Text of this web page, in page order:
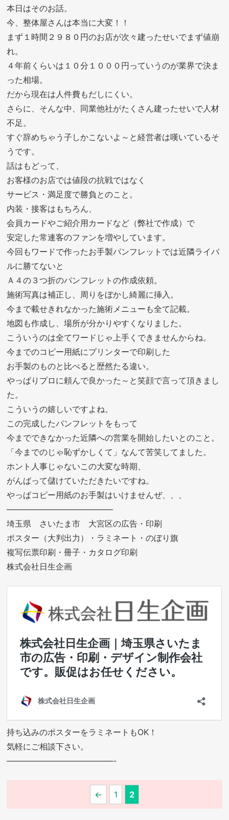
本日はそのお話。
今、整体屋さんは本当に大変！！
まず１時間２９８０円のお店が次々建ったせいでまず値崩
れ。
４年前くらいは１０分１０００円っていうのが業界で決ま
った相場。
だから現在は人件費もだしにくい。
さらに、そんな中、同業他社がたくさん建ったせいで人材
不足。
すぐ辞めちゃう子しかこないよ～と経営者は嘆いているそ
うです。
話はもどって、
お客様のお店では値段の抗戦ではなく
サービス・満足度で勝負とのこと。
内装・接客はもちろん、
会員カードやご紹介用カードなど（弊社で作成）で
安定した常連客のファンを増やしています。
今回もワードで作ったお手製パンフレットでは近隣ライバ
ルに勝てないと
Ａ４の３つ折のパンフレットの作成依頼。
施術写真は補正し、周りをぼかし綺麗に挿入。
今まで載せきれなかった施術メニューも全て記載。
地図も作成し、場所が分かりやすくなりました。
こういうのは全てワードじゃ上手くできませんからね。
今までのコピー用紙にプリンターで印刷した
お手製のものと比べると歴然たる違い。
やっぱりプロに頼んで良かった～と笑顔で言って頂きまし
た。
こういうの嬉しいですよね。
この完成したパンフレットをもって
今までできなかった近隣への営業を開始したいとのこと。
「今までのじゃ恥ずかしくて」なんて苦笑してました。
ホント人事じゃないこの大変な時期、
がんばって儲けていただきたいですね。
やっぱコピー用紙のお手製はいけませんぜ、、、
—————————————
埼玉県 さいたま市 大宮区の広告・印刷
ポスター（大判出力）・ラミネート・のぼり旗
複写伝票印刷・冊子・カタログ印刷
株式会社日生企画
持ち込みのポスターをラミネートもOK！
気軽にご相談下さい。
—————————————-
← 1 2